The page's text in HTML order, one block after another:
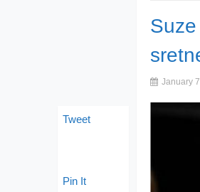
January
Tweet
Pin It